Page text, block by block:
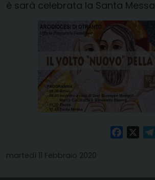
è sarà celebrata la Santa
martedì 11 Febbraio 2020